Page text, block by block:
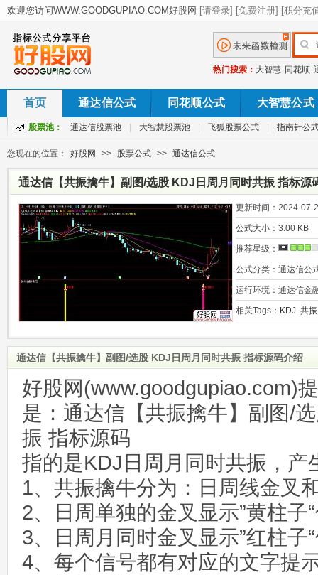
热门搜索： 大智慧 同花顺
首页 通达信公式 同花顺公式 大智慧公式
股票池： 通达信股票池 大智慧股票池 飞狐股票公式 指南针公
您现在的位置： 好股网 >> 股票公式 >> 通达信公式
通达信【共振擒牛】副图/选股 KDJ日周月同时共振 指标源
更新时间： 2024-07-
公式大小： 3.00 KB
推荐星级：
公式分类： 通达信公
运行环境： 通达信金
相关Tags： KDJ 共振
通达信【共振擒牛】副图/选股 KDJ日周月同时共振 指标源码介绍
好股网(www.goodgupiao.com)
是：通达信【共振擒牛】副图/
振 指标源码
指的是KDJ日周月同时共振，产
1、共振擒牛分为：日周线金叉
2、日周单独的金叉显示”黄柱子
3、日周月同时金叉显示”红柱子
4、每个信号都有对应的文字提